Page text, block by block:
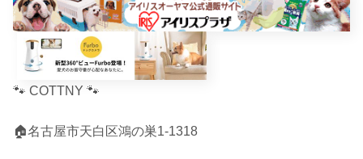
🐾 COTTNY 🐾
🏠名古屋市天白区鴻の巣1-1318